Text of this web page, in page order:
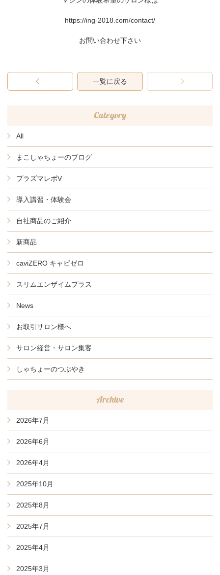
https://ing-2018.com/contact/
お問い合わせ下さい
一覧に戻る
Category
All
まこしゃちょーのブログ
プラズマレボV
導入講習・体験会
自社商品のご紹介
新商品
caviZERO キャビゼロ
スリムエンザイムプラス
News
お取引サロン様へ
サロン経営・サロン集客
しゃちょーのつぶやき
Archive
2026年7月
2026年6月
2026年4月
2025年10月
2025年8月
2025年7月
2025年4月
2025年3月